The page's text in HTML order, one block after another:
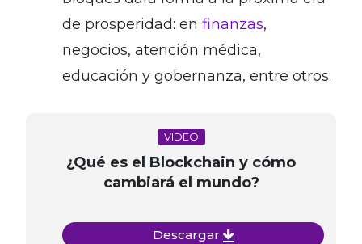
de prosperidad: en finanzas,
negocios, atención médica,
educación y gobernanza, entre otros.
VIDEO
¿Qué es el Blockchain y cómo
cambiará el mundo?
Descargar